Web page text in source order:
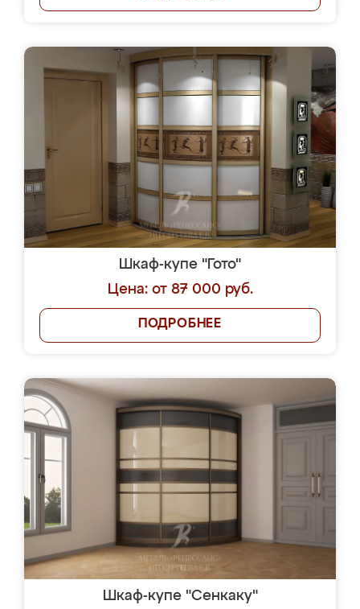
Шкаф-купе "Гото"
Цена: от 87 000 руб.
ПОДРОБНЕЕ
Шкаф-купе "Сенкаку"